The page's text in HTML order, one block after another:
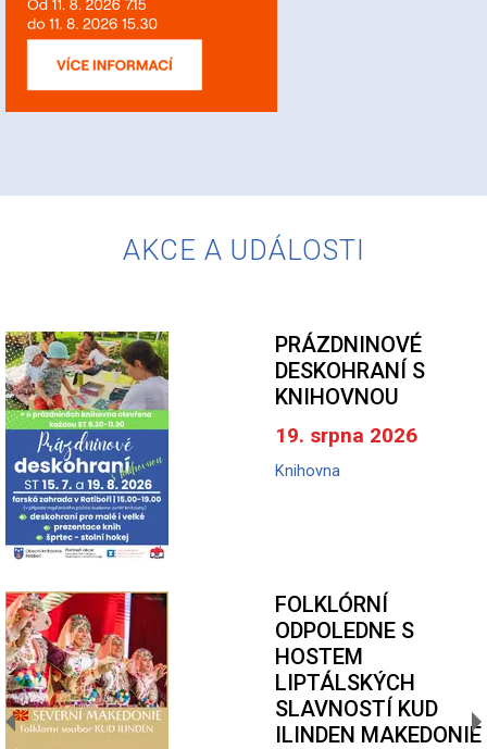
AKCE A UDÁLOSTI
PRÁZDNINOVÉ
DESKOHRANÍ S
KNIHOVNOU
19. srpna 2026
Knihovna
FOLKLÓRNÍ
ODPOLEDNE S
HOSTEM
LIPTÁLSKÝCH
SLAVNOSTÍ KUD
ILINDEN MAKEDONIE